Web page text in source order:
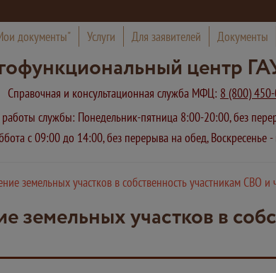
документы" Услуги Для заявителей Документы
центр
Справочная и консультационная служба МФЦ: 8 (800)
службы: Понедельник-пятница 8:00-20:00, без
с 09:00 до 14:00, без перерыва на обед, Воскресенье
земельных участков в собственность участникам СВО
земельных участков в